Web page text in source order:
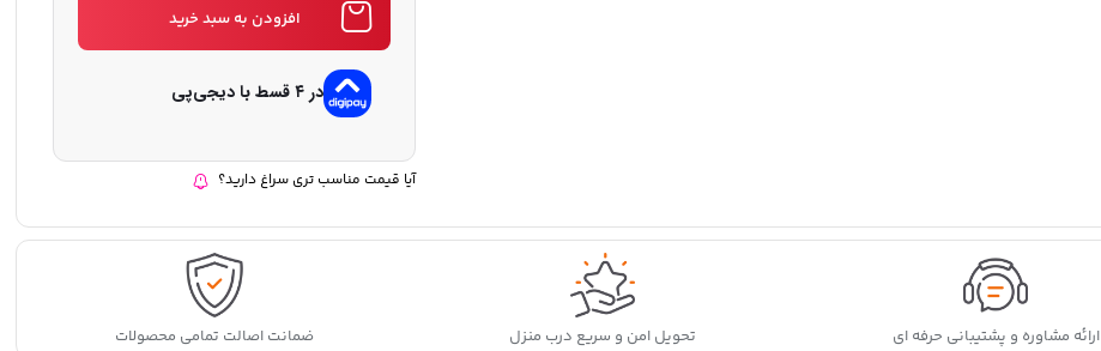
افزودن به سبد خرید
در ۴ قسط با دیجی‌پی
آیا قیمت مناسب تری سراغ دارید؟
ارائه مشاوره و پشتیبانی حرفه ای تحویل امن و سریع درب منزل ضمانت اصالت تمامی محصولات